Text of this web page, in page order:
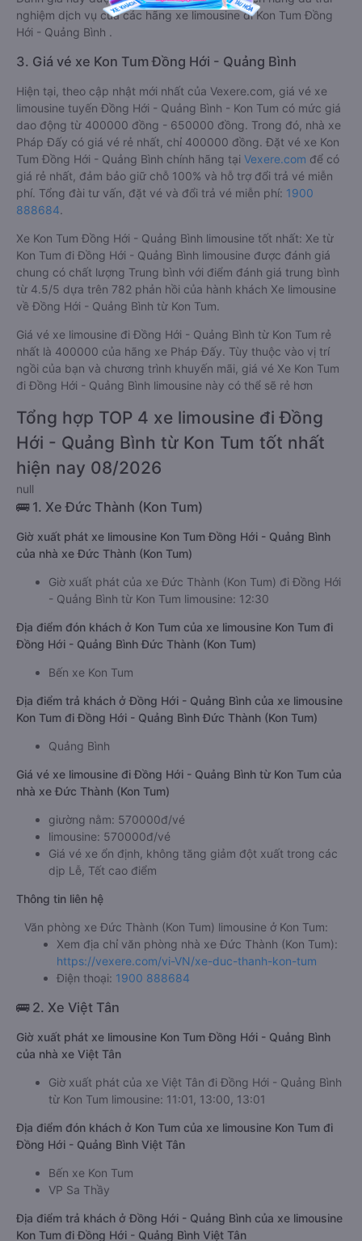
nghiệm dịch vụ của các hãng xe limousine đi Kon Tum Đồng
Hới - Quảng Bình .
3. Giá vé xe Kon Tum Đồng Hới - Quảng Bình
Hiện tại, theo cập nhật mới nhất của Vexere.com, giá vé xe
limousine tuyến Đồng Hới - Quảng Bình - Kon Tum có mức giá
dao động từ 400000 đồng - 650000 đồng. Trong đó, nhà xe
Pháp Đấy có giá vé rẻ nhất, chỉ 400000 đồng. Đặt vé xe Kon
Tum Đồng Hới - Quảng Bình chính hãng tại Vexere.com để có
giá rẻ nhất, đảm bảo giữ chỗ 100% và hỗ trợ đổi trả vé miễn
phí. Tổng đài tư vấn, đặt vé và đổi trả vé miễn phí: 1900
888684.
Xe Kon Tum Đồng Hới - Quảng Bình limousine tốt nhất: Xe từ
Kon Tum đi Đồng Hới - Quảng Bình limousine được đánh giá
chung có chất lượng Trung bình với điểm đánh giá trung bình
từ 4.5/5 dựa trên 782 phản hồi của hành khách Xe limousine
về Đồng Hới - Quảng Bình từ Kon Tum.
Giá vé xe limousine đi Đồng Hới - Quảng Bình từ Kon Tum rẻ
nhất là 400000 của hãng xe Pháp Đấy. Tùy thuộc vào vị trí
ngồi của bạn và chương trình khuyến mãi, giá vé Xe Kon Tum
đi Đồng Hới - Quảng Bình limousine này có thể sẽ rẻ hơn
Tổng hợp TOP 4 xe limousine đi Đồng
Hới - Quảng Bình từ Kon Tum tốt nhất
hiện nay 08/2026
null
🚌 1. Xe Đức Thành (Kon Tum)
Giờ xuất phát xe limousine Kon Tum Đồng Hới - Quảng Bình
của nhà xe Đức Thành (Kon Tum)
Giờ xuất phát của xe Đức Thành (Kon Tum) đi Đồng Hới
- Quảng Bình từ Kon Tum limousine: 12:30
Địa điểm đón khách ở Kon Tum của xe limousine Kon Tum đi
Đồng Hới - Quảng Bình Đức Thành (Kon Tum)
Bến xe Kon Tum
Địa điểm trả khách ở Đồng Hới - Quảng Bình của xe limousine
Kon Tum đi Đồng Hới - Quảng Bình Đức Thành (Kon Tum)
Quảng Bình
Giá vé xe limousine đi Đồng Hới - Quảng Bình từ Kon Tum của
nhà xe Đức Thành (Kon Tum)
giường nằm: 570000đ/vé
limousine: 570000đ/vé
Giá vé xe ổn định, không tăng giảm đột xuất trong các
dịp Lễ, Tết cao điểm
Thông tin liên hệ
Văn phòng xe Đức Thành (Kon Tum) limousine ở Kon Tum:
Xem địa chỉ văn phòng nhà xe Đức Thành (Kon Tum):
https://vexere.com/vi-VN/xe-duc-thanh-kon-tum
Điện thoại: 1900 888684
🚌 2. Xe Việt Tân
Giờ xuất phát xe limousine Kon Tum Đồng Hới - Quảng Bình
của nhà xe Việt Tân
Giờ xuất phát của xe Việt Tân đi Đồng Hới - Quảng Bình
từ Kon Tum limousine: 11:01, 13:00, 13:01
Địa điểm đón khách ở Kon Tum của xe limousine Kon Tum đi
Đồng Hới - Quảng Bình Việt Tân
Bến xe Kon Tum
VP Sa Thầy
Địa điểm trả khách ở Đồng Hới - Quảng Bình của xe limousine
Kon Tum đi Đồng Hới - Quảng Bình Việt Tân